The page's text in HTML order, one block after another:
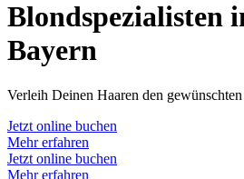
Blondspezialisten
Bayern
Verleih Deinen Haaren den
Jetzt online buchen
Mehr erfahren
Jetzt online buchen
Mehr erfahren